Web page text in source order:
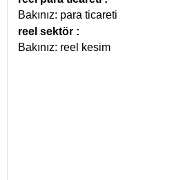
Bakınız: para ticareti
reel sektör :
Bakınız: reel kesim